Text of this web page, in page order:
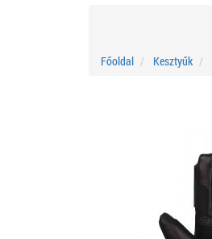
Főoldal Kesztyűk